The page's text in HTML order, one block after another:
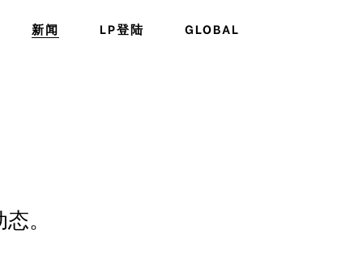
新闻 LP登陆 GLOBAL
。